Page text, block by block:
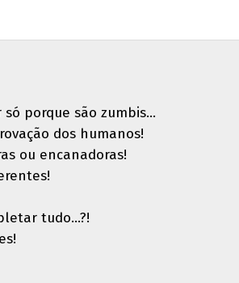
porque são zumbis...
dos humanos!
ou encanadoras!
tudo...?!